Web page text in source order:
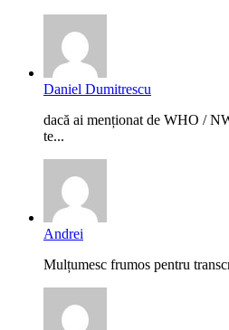
Daniel Dumitrescu
dacă ai menționat de WHO /
te...
Andrei
Mulțumesc frumos pentru